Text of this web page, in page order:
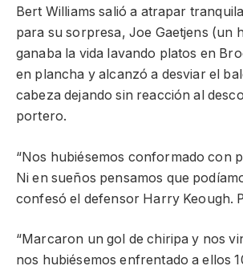
Bert Williams salió a atrapar
para su sorpresa, Joe Gaetjens (un
ganaba la vida lavando platos en
en plancha y alcanzó a desviar el
cabeza dejando sin reacción al
portero.
“Nos hubiésemos conformado con
Ni en sueños pensamos que
confesó el defensor Harry Keough.
“Marcaron un gol de chiripa y nos
nos hubiésemos enfrentado a ellos